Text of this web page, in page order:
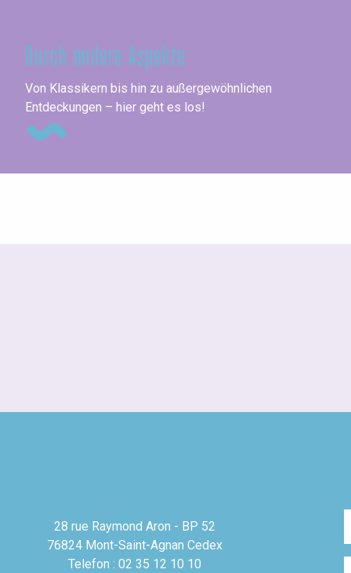
Durch andere Aspekte
Von Klassikern bis hin zu außergewöhnlichen
Entdeckungen – hier geht es los!
28 rue Raymond Aron - BP 52
76824 Mont-Saint-Agnan Cedex
Telefon : 02 35 12 10 10